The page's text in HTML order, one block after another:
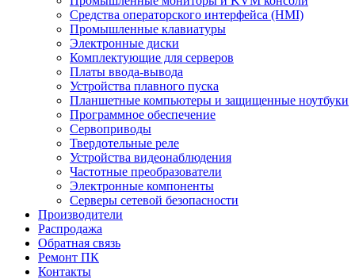
Средства операторского интерфейса (HMI)
Промышленные клавиатуры
Электронные диски
Комплектующие для серверов
Платы ввода-вывода
Устройства плавного пуска
Планшетные компьютеры и защищенные ноутбуки
Программное обеспечение
Сервоприводы
Твердотельные реле
Устройства видеонаблюдения
Частотные преобразователи
Электронные компоненты
Серверы сетевой безопасности
Производители
Распродажа
Обратная связь
Ремонт ПК
Контакты